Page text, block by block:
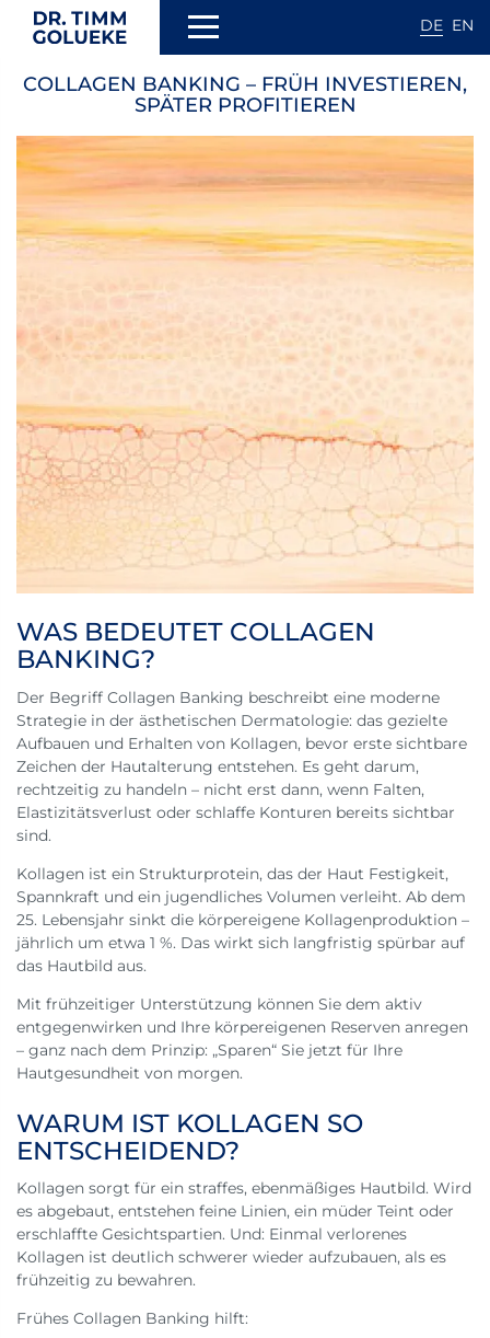
zum
DE EN
COLLAGEN BANKING – FRÜH INVESTIEREN,
SPÄTER PROFITIEREN
WAS BEDEUTET COLLAGEN
BANKING?
Der Begriff Collagen Banking beschreibt eine moderne
Strategie in der ästhetischen Dermatologie: das gezielte
Aufbauen und Erhalten von Kollagen, bevor erste sichtbare
Zeichen der Hautalterung entstehen. Es geht darum,
rechtzeitig zu handeln – nicht erst dann, wenn Falten,
Elastizitätsverlust oder schlaffe Konturen bereits sichtbar
sind.
Kollagen ist ein Strukturprotein, das der Haut Festigkeit,
Spannkraft und ein jugendliches Volumen verleiht. Ab dem
25. Lebensjahr sinkt die körpereigene Kollagenproduktion –
jährlich um etwa 1 %. Das wirkt sich langfristig spürbar auf
das Hautbild aus.
Mit frühzeitiger Unterstützung können Sie dem aktiv
entgegenwirken und Ihre körpereigenen Reserven anregen
– ganz nach dem Prinzip: „Sparen“ Sie jetzt für Ihre
Hautgesundheit von morgen.
WARUM IST KOLLAGEN SO
ENTSCHEIDEND?
Kollagen sorgt für ein straffes, ebenmäßiges Hautbild. Wird
es abgebaut, entstehen feine Linien, ein müder Teint oder
erschlaffte Gesichtspartien. Und: Einmal verlorenes
Kollagen ist deutlich schwerer wieder aufzubauen, als es
frühzeitig zu bewahren.
Frühes Collagen Banking hilft: